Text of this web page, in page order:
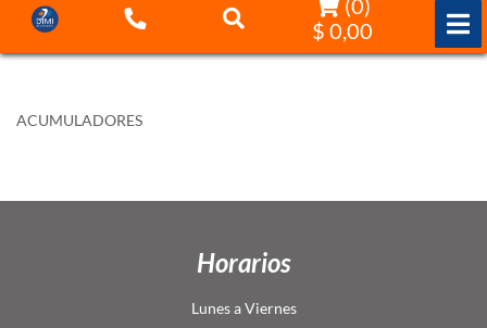
$ 0,00
ACUMULADORES
Horarios
Lunes a Viernes